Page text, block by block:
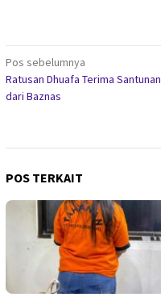
Navigasi
pos
Pos sebelumnya
Ratusan Dhuafa Terima Santunan
dari Baznas
POS TERKAIT